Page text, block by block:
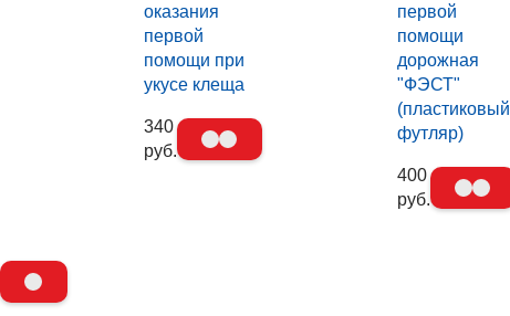
оказания
первой
помощи при
укусе клеща
340
руб.
первой
помощи
дорожная
"ФЭСТ"
(пластиковый
футляр)
400
руб.